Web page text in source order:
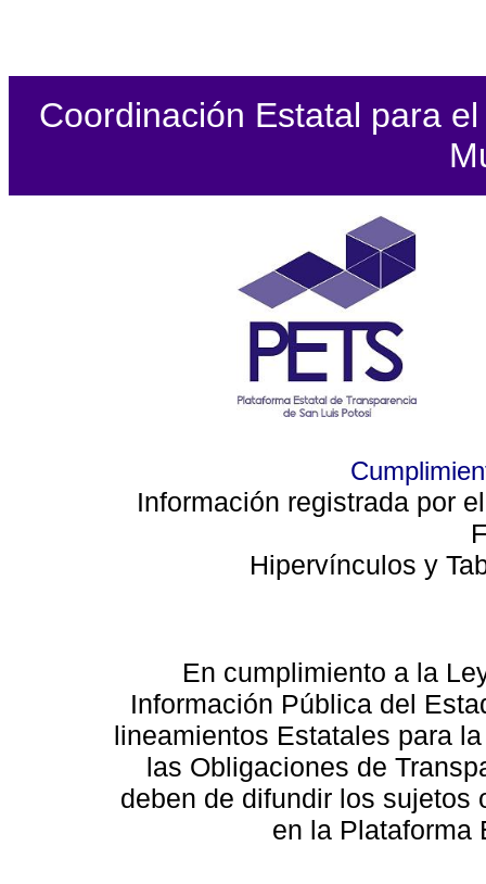
Coordinación Estatal para
Información registrada por
Hipervínculos y
En cumplimiento a la
Información Pública del
lineamientos Estatales para
las Obligaciones de
deben de difundir los sujetos
en la Plataforma